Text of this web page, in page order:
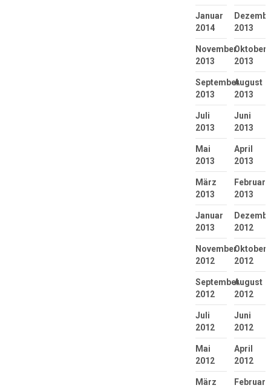
Januar
2014
2013
November
2013
Oktober
2013
September
2013
August
2013
Juli
2013
Juni
2013
Mai
2013
April
2013
März
2013
Februar
2013
Januar
2013
2012
November
2012
Oktober
2012
September
2012
August
2012
Juli
2012
Juni
2012
Mai
2012
April
2012
März
Februar